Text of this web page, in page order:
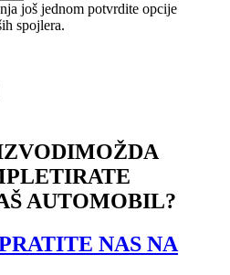
još jednom potvrdite opcije
spojlera.
MOŽDA
AUTOMOBIL?
NAS NA